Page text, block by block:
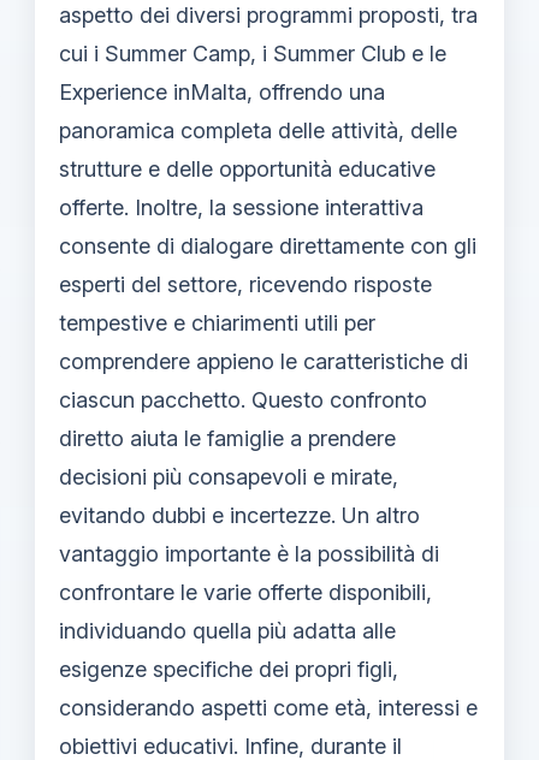
aspetto dei diversi programmi proposti, tra
cui i Summer Camp, i Summer Club e le
Experience inMalta, offrendo una
panoramica completa delle attività, delle
strutture e delle opportunità educative
offerte. Inoltre, la sessione interattiva
consente di dialogare direttamente con gli
esperti del settore, ricevendo risposte
tempestive e chiarimenti utili per
comprendere appieno le caratteristiche di
ciascun pacchetto. Questo confronto
diretto aiuta le famiglie a prendere
decisioni più consapevoli e mirate,
evitando dubbi e incertezze. Un altro
vantaggio importante è la possibilità di
confrontare le varie offerte disponibili,
individuando quella più adatta alle
esigenze specifiche dei propri figli,
considerando aspetti come età, interessi e
obiettivi educativi. Infine, durante il